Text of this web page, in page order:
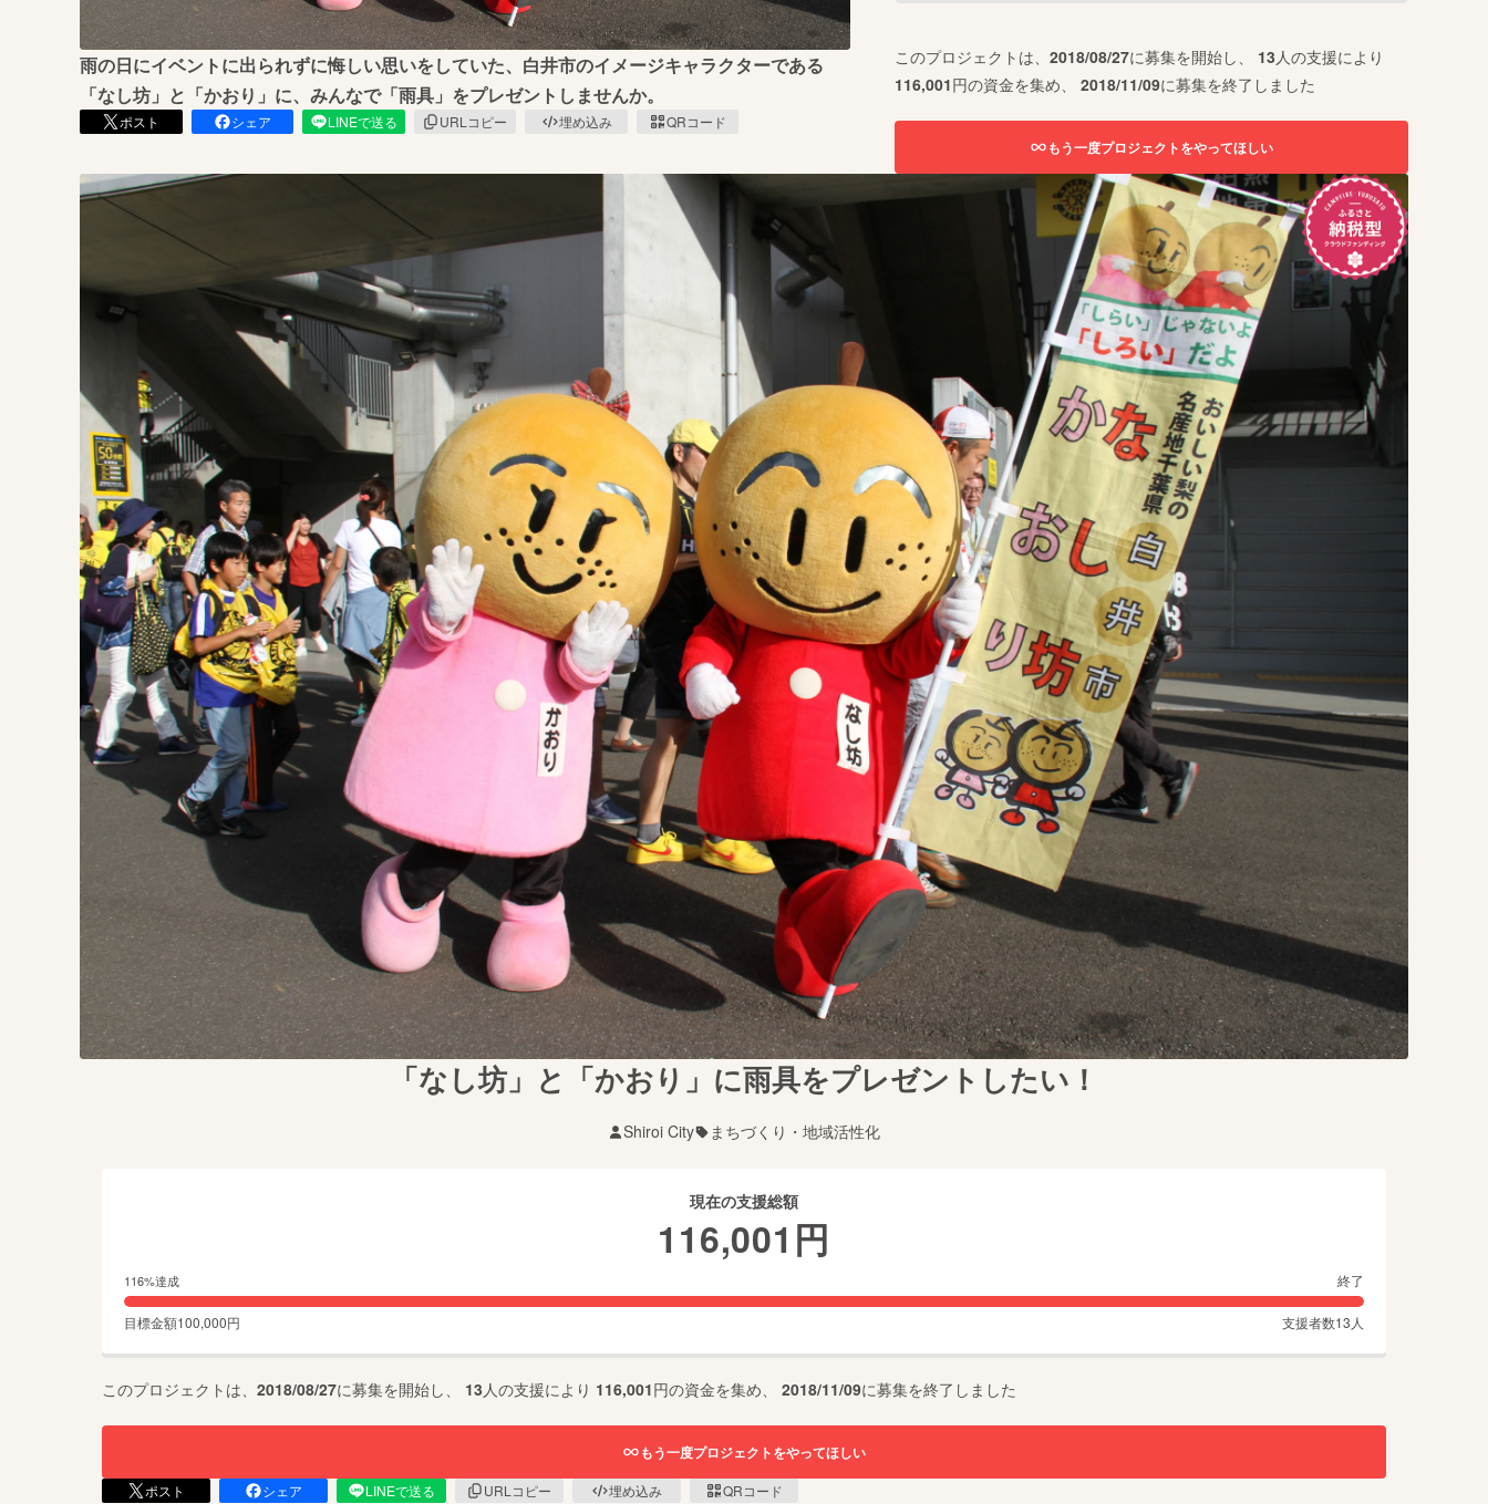
雨の日にイベントに出られずに悔しい思いをしていた、白井市のイメージキャラクターである
「なし坊」と「かおり」に、みんなで「雨具」をプレゼントしませんか。
ポスト シェア LINEで送る URLコピー 埋め込み QRコード
このプロジェクトは、 2018/08/27に募集を開始し、 13人の支援により
116,001円の資金を集め、 2018/11/09に募集を終了しました
もう一度プロジェクトをやってほしい
「なし坊」と「かおり」に雨具をプレゼントしたい！
Shiroi City まちづくり・地域活性化
現在の支援総額
116,001 円
116%達成 終了
目標金額100,000円 支援者数13 人
このプロジェクトは、 2018/08/27に募集を開始し、 13人の支援により 116,001円の資金を集め、 2018/11/09に募集を終了しました
もう一度プロジェクトをやってほしい
ポスト シェア LINEで送る URLコピー 埋め込み QRコード